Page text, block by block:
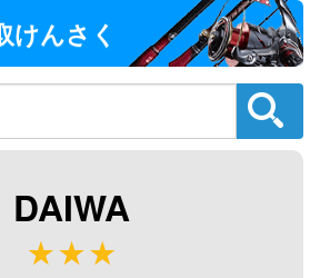
08/31迄）
尺 へら竿 未使用
g-
57,500円
2026/08/02
K 18尺 へら竿
2026/08/31迄）
48,000円
2026/08/02
J 13尺 へら竿
けんさく
DAIWA